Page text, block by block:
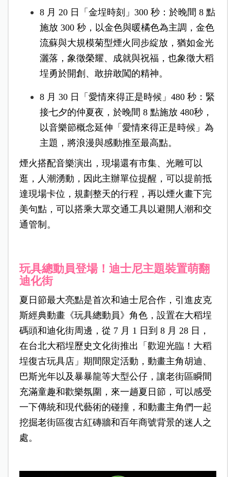
8 月 20 日「金埕時刻」300 秒：於晚間 8 點
施放 300 秒，以金色與暖橘色為主調，金色
流蘇與大規模菊型煙火同步綻放，猶如金光
灑落，象徵榮耀、成就與祝福，也象徵大稻
埕勇於開創、敢拚敢闖的精神。
8 月 30 日「愛情來得正是時候」480 秒：緊
接七夕的仲夏夜，於晚間 8 點施放 480秒，
以音樂節概念延伸「愛情來得正是時候」為
主題，將浪漫與感動推至最高點。
煙火搭配音樂演出，現場還有市集、光雕可以
逛，人潮湧動，因此主辦單位提醒，可以提前抵
達現場卡位，規劃整天的行程，再以煙火畫下完
美句點，可以搭乘大眾交通工具以避開人潮和交
通管制。
玩具總動員登場！迪士尼主題裝置萌翻
迪化街
夏日節最大亮點是首次和迪士尼合作，引進皮克
斯經典動畫《玩具總動員》角色，設置在大稻埕
碼頭和迪化街周邊，從 7 月 1 日到 8 月 28 日，
在台北大稻埕歷史文化街推出「歡迎光臨！大稻
埕復古玩具店」期間限定活動，動畫主角胡迪、
巴斯光年以及暴暴龍等大型公仔，讓老街區瞬間
充滿童趣和歡樂氛圍，來一趟夏日節，可以感受
一下傳統和現代藝術的碰撞，和動畫主角們一起
挖掘老街區復古紅磚牆和百年商號背景的迷人之
處。